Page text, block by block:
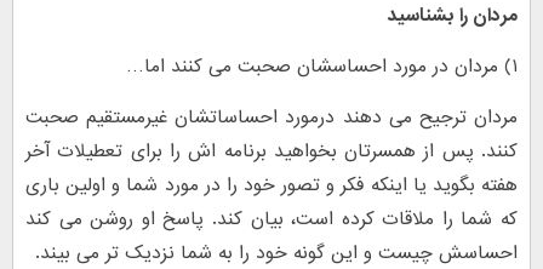
مردان را بشناسید
۱) مردان در مورد احساسشان صحبت می کنند اما…
مردان ترجیح می دهند درمورد احساساتشان غیرمستقیم صحبت
کنند. پس از همسرتان بخواهید برنامه اش را برای تعطیلات آخر
هفته بگوید یا اینکه فکر و تصور خود را در مورد شما و اولین باری
که شما را ملاقات کرده است، بیان کند. پاسخ او روشن می کند
احساسش چیست و این گونه خود را به شما نزدیک تر می بیند.